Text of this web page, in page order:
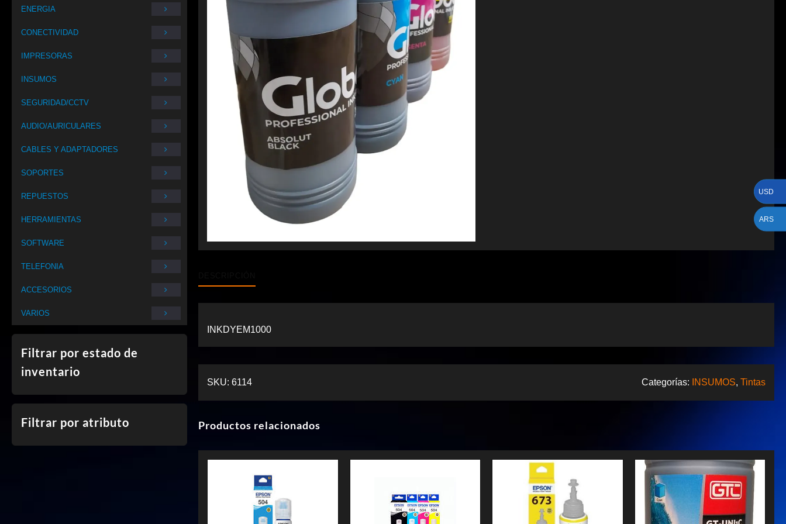
ENERGIA
CONECTIVIDAD
IMPRESORAS
INSUMOS
SEGURIDAD/CCTV
AUDIO/AURICULARES
CABLES Y ADAPTADORES
SOPORTES
REPUESTOS
HERRAMIENTAS
SOFTWARE
TELEFONIA
ACCESORIOS
VARIOS
Filtrar por estado de
inventario
Filtrar por atributo
INKDYEM1000
SKU:6114 Categorías: INSUMOS, Tintas
Productos relacionados
USD
ARS